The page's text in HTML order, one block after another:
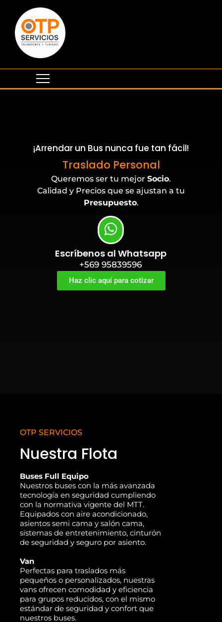
¡Arrendar un Bus nunca fue tan fácil!
Traslado Personal
Eventos Corporativos
Queremos ser tu mejor Socio.
Calidad y Precios que se ajustan a tu
Presupuesto.
Escríbenos al Whatsapp
+569 95839596
Haz clic aquí para cotizar
OTP SERVICIOS
Nuestra Flota
Buses Full Equipo
Nuestros buses con la más avanzada
tecnología en seguridad cumpliendo
con la normativa vigente del MTT.
Equipados con aire acondicionado,
asientos semi cama y salón cama,
sistemas de entretenimiento, cinturón
de seguridad y seguro por asiento.
Van
Perfectas para traslados más
pequeños o personalizados, nuestras
vans ofrecen comodidad y eficiencia
para grupos reducidos, con el mismo
estándar de seguridad y confort que
nuestros buses.